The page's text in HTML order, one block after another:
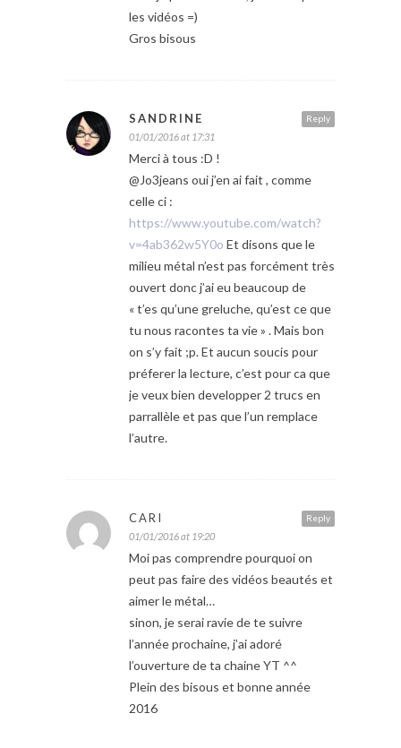
les vidéos =)
Gros bisous
Reply
SANDRINE
01/01/2016 at 17:31
Merci à tous :D !
@Jo3jeans oui j’en ai fait , comme
celle ci :
https://www.youtube.com/watch?
v=4ab362w5Y0o Et disons que le
milieu métal n’est pas forcément très
ouvert donc j’ai eu beaucoup de
« t’es qu’une greluche, qu’est ce que
tu nous racontes ta vie » . Mais bon
on s’y fait ;p. Et aucun soucis pour
préferer la lecture, c’est pour ca que
je veux bien developper 2 trucs en
parrallèle et pas que l’un remplace
l’autre.
Reply
CARI
01/01/2016 at 19:20
Moi pas comprendre pourquoi on
peut pas faire des vidéos beautés et
aimer le métal…
sinon, je serai ravie de te suivre
l’année prochaine, j’ai adoré
l’ouverture de ta chaine YT ^^
Plein des bisous et bonne année
2016